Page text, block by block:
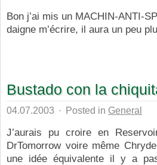
Bon j’ai mis un MACHIN-ANTI-
daigne m’écrire, il aura un peu
Bustado con la
04.07.2003 · Posted in General
J’aurais pu croire en
DrTomorrow voire même
une idée équivalente il y a